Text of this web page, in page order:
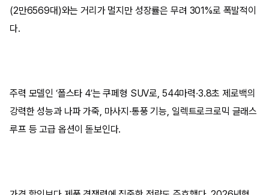
(2만6569대)와는 거리가 멀지만 성장률은 무려 301%로 폭발적이
다.
주력 모델인 ‘폴스타 4’는 쿠페형 SUV로, 544마력·3.8초 제로백의
강력한 성능과 나파 가죽, 마사지·통풍 기능, 일렉트로크로믹 글래스
루프 등 고급 옵션이 돋보인다.